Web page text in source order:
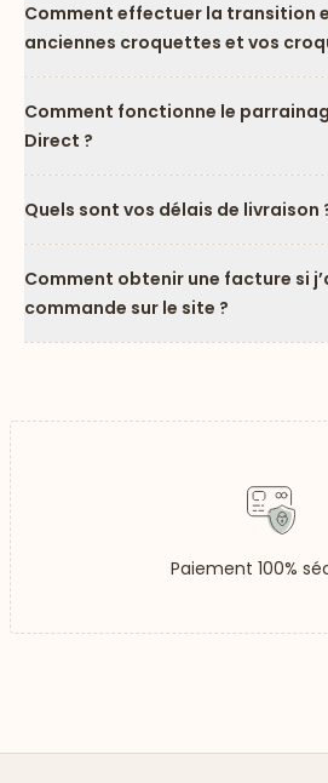
Comment effectuer la transition
anciennes croquettes et vos
Comment fonctionne le
Direct ?
Quels sont vos délais de livraison
Comment obtenir une facture si
commande sur le site ?
Paiement 100%